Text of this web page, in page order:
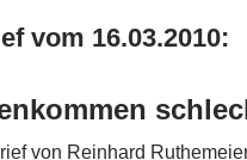
vom 16.03.2010:
von Reinhard